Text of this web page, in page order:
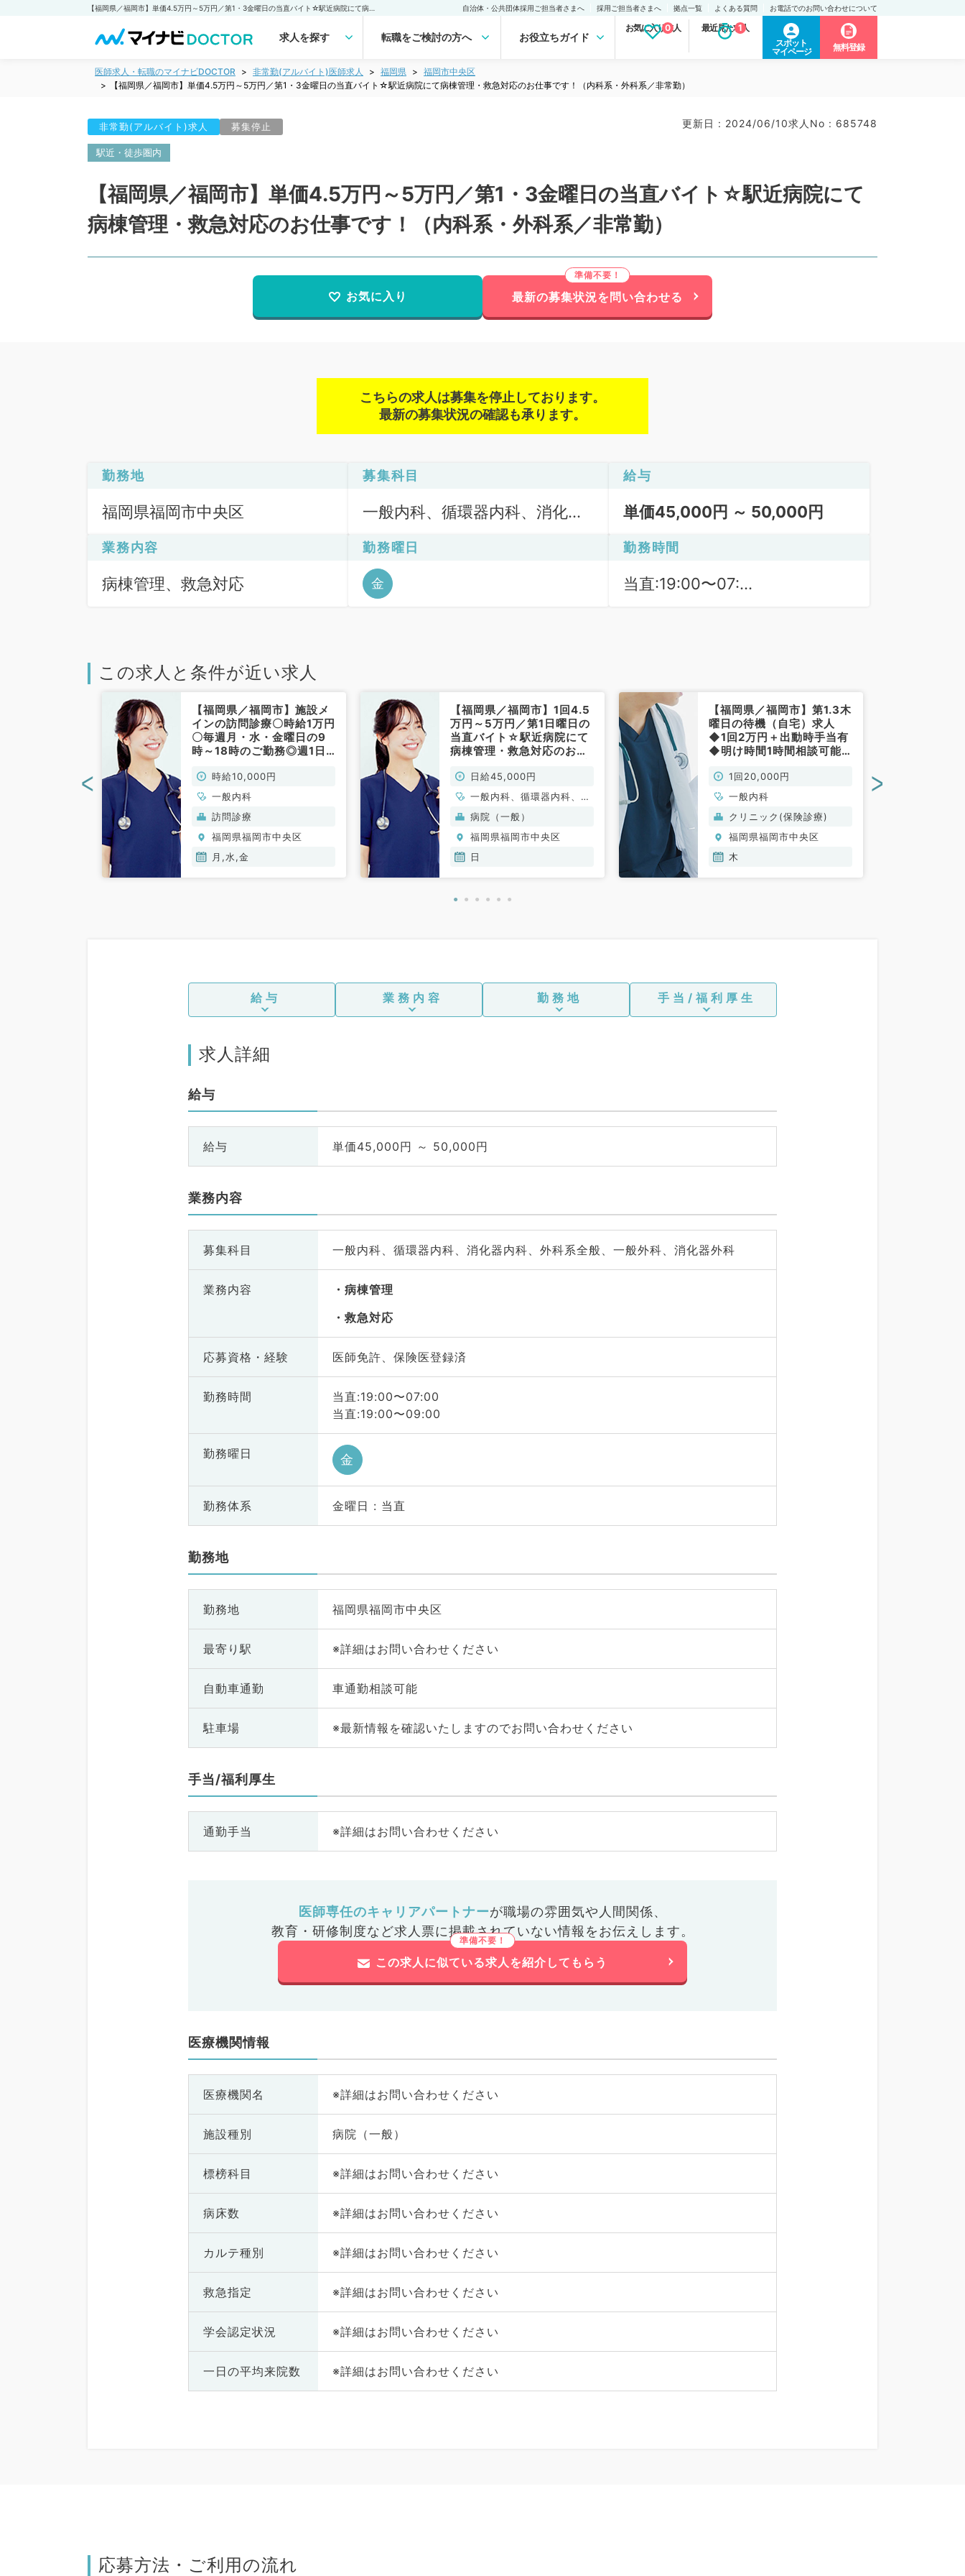
自治体・公共団体採用ご担当者さまへ 採用ご担当者さまへ 拠点一覧 よくある質問 お電話でのお問い合わせについて
求人を探す 転職をご検討の方へ お役立ちガイド
お気に入り求人
0 最近見た求人
1
スポット
マイページ
無料登録
医師求人・転職のマイナビDOCTOR 非常勤(アルバイト)医師求人 福岡県
福岡市中央区
【福岡県／福岡市】単価4.5万円～5万円／第1・3金曜日の当直バイト☆駅近病院にて病棟管理・救急対応のお仕事です！（内科系・外科系／非常勤）
非常勤(アルバイト)求人 募集停止 更新日 : 2024/06/10求人No : 685748
駅近・徒歩圏内
【福岡県／福岡市】単価4.5万円～5万円／第1・3金曜日の当直バイト☆駅近病院にて
病棟管理・救急対応のお仕事です！（内科系・外科系／非常勤）
お気に入り 最新の募集状況を問い合わせる
こちらの求人は募集を停止しております。
最新の募集状況の確認も承ります。
勤務地
福岡県福岡市中央区
募集科目
一般内科、循環器内科、消化器
消化器外科
給与
単価45,000円 ～ 50,000円
業務内容
病棟管理、救急対応
勤務曜日
金
勤務時間
当直:19:00〜07:00
この求人と条件が近い求人
【福岡県／福岡市】施設メ
インの訪問診療〇時給1万円
〇毎週月・水・金曜日の9
時～18時のご勤務◎週1日
／非常勤）
時給10,000円
一般内科
訪問診療
福岡県福岡市中央区
月,水,金
【福岡県／福岡市】1回4.5
万円～5万円／第1日曜日の
当直バイト☆駅近病院にて
病棟管理・救急対応のお仕
／非常勤）
日給45,000円
一般内科、循環器内科、消
化器内科、外科系全般、一
般外科、消化器外科
病院（一般）
福岡県福岡市中央区
日
【福岡県／福岡市】第1.3木
曜日の待機（自宅）求人
◆1回2万円＋出動時手当有
◆明け時間1時間相談可能
1回20,000円
一般内科
クリニック(保険診療)
福岡県福岡市中央区
木
< >
給与 業務内容 勤務地 手当/福利厚生
求人詳細
給与
給与 単価45,000円 ～ 50,000円
業務内容
募集科目 一般内科、循環器内科、消化器内科、外科系全般、一般外科、消化器外科
業務内容
病棟管理
救急対応
応募資格・ 経験 医師免許、保険医登録済
勤務時間
当直:19:00〜07:00
当直:19:00〜09:00
勤務曜日 金
勤務体系 金曜日 : 当直
勤務地
勤務地 福岡県福岡市中央区
最寄り駅 ※詳細はお問い合わせください
自動車通勤 車通勤相談可能
駐車場 ※最新情報を確認いたしますのでお問い合わせください
手当/福利厚生
通勤手当 ※詳細はお問い合わせください
医師専任のキャリアパートナーが職場の雰囲気や人間関係、
教育・研修制度など求人票に掲載されていない情報をお伝えします。
この求人に似ている求人を紹介してもらう
医療機関情報
医療機関名 ※詳細はお問い合わせください
施設種別 病院（一般）
標榜科目 ※詳細はお問い合わせください
病床数 ※詳細はお問い合わせください
カルテ種別 ※詳細はお問い合わせください
救急指定 ※詳細はお問い合わせください
学会認定状況 ※詳細はお問い合わせください
一日の平均来院数 ※詳細はお問い合わせください
応募方法・ご利用の流れ